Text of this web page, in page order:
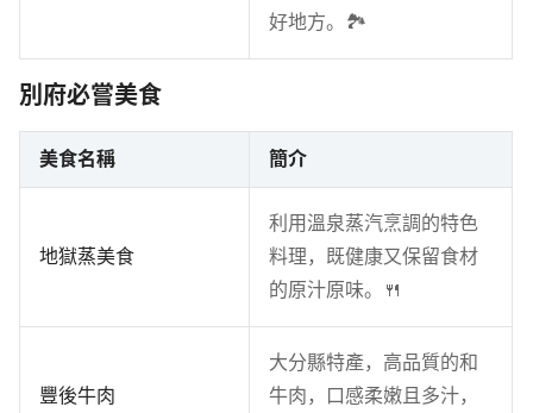
好地方。🏞️
別府必嘗美食
美食名稱 簡介
地獄蒸美食
利用溫泉蒸汽烹調的特色
料理，既健康又保留食材
的原汁原味。🍴
豐後牛肉
大分縣特產，高品質的和
牛肉，口感柔嫩且多汁，